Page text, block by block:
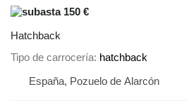
150 €
Hatchback
Tipo de carrocería hatchback
España, Pozuelo de Alarcón